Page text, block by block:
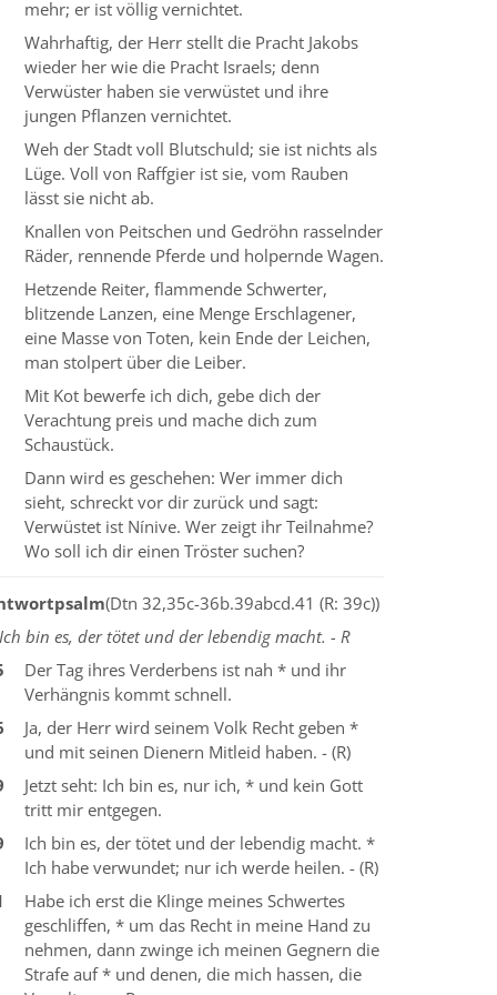
mehr; er ist völlig vernichtet.
Wahrhaftig, der Herr stellt die Pracht Jakobs
wieder her wie die Pracht Israels; denn
Verwüster haben sie verwüstet und ihre
jungen Pflanzen vernichtet.
Weh der Stadt voll Blutschuld; sie ist nichts als
Lüge. Voll von Raffgier ist sie, vom Rauben
lässt sie nicht ab.
Knallen von Peitschen und Gedröhn rasselnder
Räder, rennende Pferde und holpernde Wagen.
Hetzende Reiter, flammende Schwerter,
blitzende Lanzen, eine Menge Erschlagener,
eine Masse von Toten, kein Ende der Leichen,
man stolpert über die Leiber.
Mit Kot bewerfe ich dich, gebe dich der
Verachtung preis und mache dich zum
Schaustück.
Dann wird es geschehen: Wer immer dich
sieht, schreckt vor dir zurück und sagt:
Verwüstet ist Nínive. Wer zeigt ihr Teilnahme?
Wo soll ich dir einen Tröster suchen?
(Dtn 32,35c-36b.39abcd.41 (R: 39c))
bin es, der tötet und der lebendig macht. - R
Der Tag ihres Verderbens ist nah * und ihr
Verhängnis kommt schnell.
Ja, der Herr wird seinem Volk Recht geben *
und mit seinen Dienern Mitleid haben. - (R)
Jetzt seht: Ich bin es, nur ich, * und kein Gott
tritt mir entgegen.
Ich bin es, der tötet und der lebendig macht. *
Ich habe verwundet; nur ich werde heilen. - (R)
Habe ich erst die Klinge meines Schwertes
geschliffen, * um das Recht in meine Hand zu
nehmen, dann zwinge ich meinen Gegnern die
Strafe auf * und denen, die mich hassen, die